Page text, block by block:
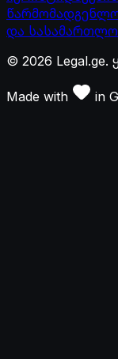
და
© 2026 Legal.ge.
Made with in